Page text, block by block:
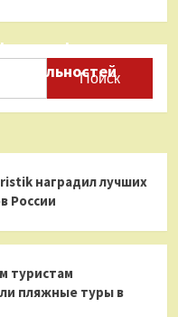
наградил лучших
России
туристам
пляжные туры в